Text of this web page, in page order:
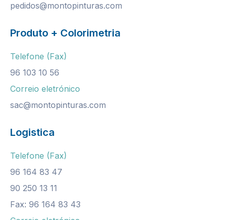
pedidos@montopinturas.com
Produto + Colorimetria
Telefone (Fax)
96 103 10 56
Correio eletrónico
sac@montopinturas.com
Logistica
Telefone (Fax)
96 164 83 47
90 250 13 11
Fax: 96 164 83 43